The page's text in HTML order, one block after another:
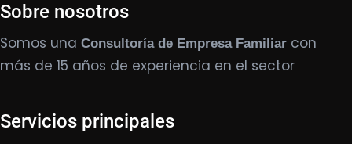
Sobre nosotros
Somos una Consultoría de Empresa Familiar con
más de 15 años de experiencia en el sector
Servicios principales